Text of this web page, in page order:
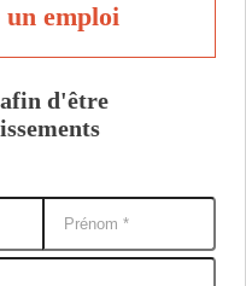
un emploi
d'être